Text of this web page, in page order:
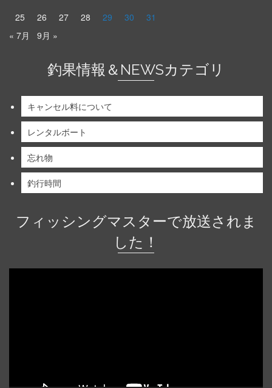
25
26 27 28 29 30
31
« 7月
9月 »
釣果情報＆NEWSカテゴリ
キャンセル料について
レンタルボート
忘れ物
釣行時間
フィッシングマスターで放送されま
した！